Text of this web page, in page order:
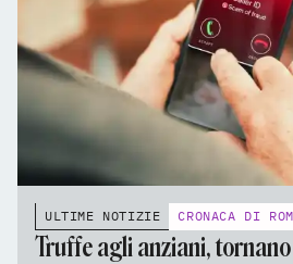
ULTIME NOTIZIE CRONACA DI
Truffe agli anziani,